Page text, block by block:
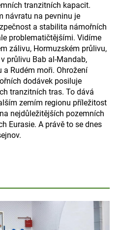
tranzitních kapacit.
návratu na pevninu je
a stabilita námořních
problematičtějšími. Vidíme
zálivu, Hormuzském průlivu,
průlivu Bab al-Mandab,
a Rudém moři. Ohrožení
dodávek posiluje
tranzitních tras. To dává
zemím regionu příležitost
nejdůležitějších pozemních
Eurasie. A právě to se dnes